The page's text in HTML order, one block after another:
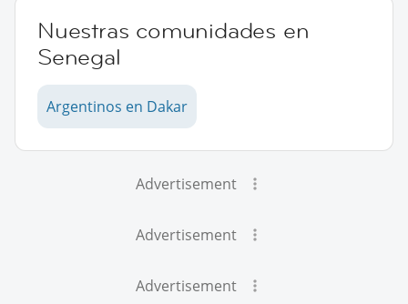
Nuestras comunidades en
Senegal
Argentinos en Dakar
Advertisement
Advertisement
Advertisement